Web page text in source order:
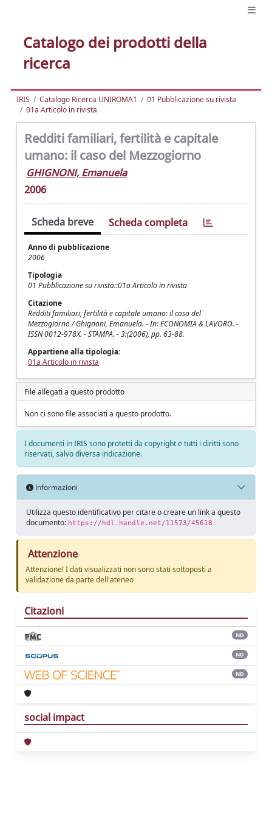
Catalogo dei prodotti della
ricerca
IRIS Catalogo Ricerca UNIROMA1
01 Pubblicazione su rivista
01a Articolo in rivista
Redditi familiari, fertilità e capitale
umano: il caso del Mezzogiorno
GHIGNONI, Emanuela
2006
Scheda breve Scheda completa
Anno di pubblicazione
2006
Tipologia
01 Pubblicazione su rivista::01a Articolo in rivista
Citazione
Redditi familiari, fertilità e capitale umano: il caso del
Mezzogiorno / Ghignoni, Emanuela. - In: ECONOMIA & LAVORO. -
ISSN 0012-978X. - STAMPA. - 3:(2006), pp. 63-88.
Appartiene alla tipologia:
01a Articolo in rivista
File allegati a questo prodotto
Non ci sono file associati a questo prodotto.
I documenti in IRIS sono protetti da copyright e tutti i diritti sono
riservati, salvo diversa indicazione.
Informazioni
Utilizza questo identificativo per citare o creare un link a questo
documento: https://hdl.handle.net/11573/45618
Attenzione
Attenzione! I dati visualizzati non sono stati sottoposti a
validazione da parte dell'ateneo
Citazioni
ND
ND
ND
social impact